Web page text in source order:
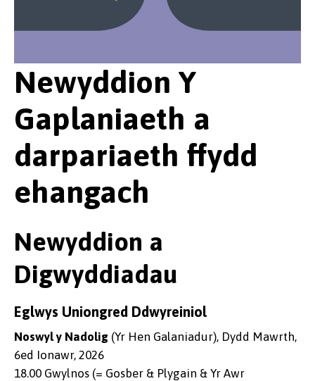
Newyddion Y
Gaplaniaeth a
darpariaeth ffydd
ehangach
Newyddion a
Digwyddiadau
Eglwys Uniongred Ddwyreiniol
Noswyl y Nadolig (Yr Hen Galaniadur), Dydd Mawrth,
6ed Ionawr, 2026
18.00 Gwylnos (= Gosber & Plygain & Yr Awr